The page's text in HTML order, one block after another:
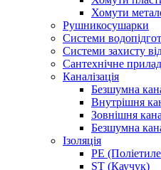
Хомути
Рушникосушарки
Системи
Системи захисту
Сантехнічне
Каналізація
Безшумна
Внутрішня
Зовнішня
Безшумна
Ізоляція
PE
ST (Каучук)